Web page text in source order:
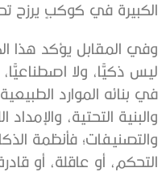
الكبيرة في كوكبٍ يرزح
وفي المقابل يؤكد هذا
ليس ذكيًّا، ولا
في بنائه الموارد
والبنية التحتية، والإمداد
والتصنيفات؛ فأنظمة
التحكم، أو عاقلة، أو